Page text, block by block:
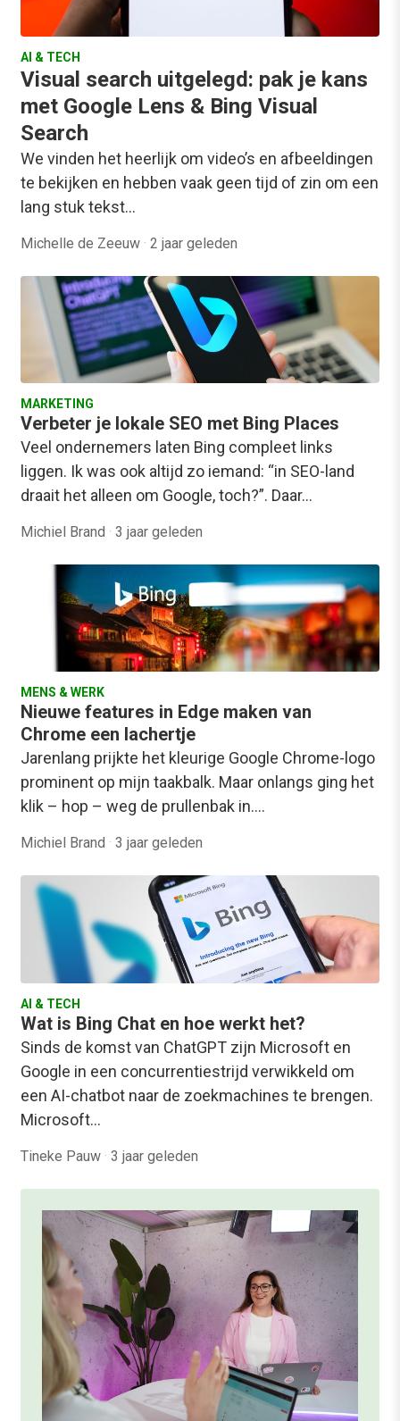
AI & TECH
Visual search uitgelegd: pak je kans
met Google Lens & Bing Visual
Search
We vinden het heerlijk om video’s en afbeeldingen
te bekijken en hebben vaak geen tijd of zin om een
lang stuk tekst…
Michelle de Zeeuw · 2 jaar geleden
MARKETING
Verbeter je lokale SEO met Bing Places
Veel ondernemers laten Bing compleet links
liggen. Ik was ook altijd zo iemand: “in SEO-land
draait het alleen om Google, toch?”. Daar…
Michiel Brand · 3 jaar geleden
MENS & WERK
Nieuwe features in Edge maken van
Chrome een lachertje
Jarenlang prijkte het kleurige Google Chrome-logo
prominent op mijn taakbalk. Maar onlangs ging het
klik – hop – weg de prullenbak in.…
Michiel Brand · 3 jaar geleden
AI & TECH
Wat is Bing Chat en hoe werkt het?
Sinds de komst van ChatGPT zijn Microsoft en
Google in een concurrentiestrijd verwikkeld om
een AI-chatbot naar de zoekmachines te brengen.
Microsoft…
Tineke Pauw · 3 jaar geleden